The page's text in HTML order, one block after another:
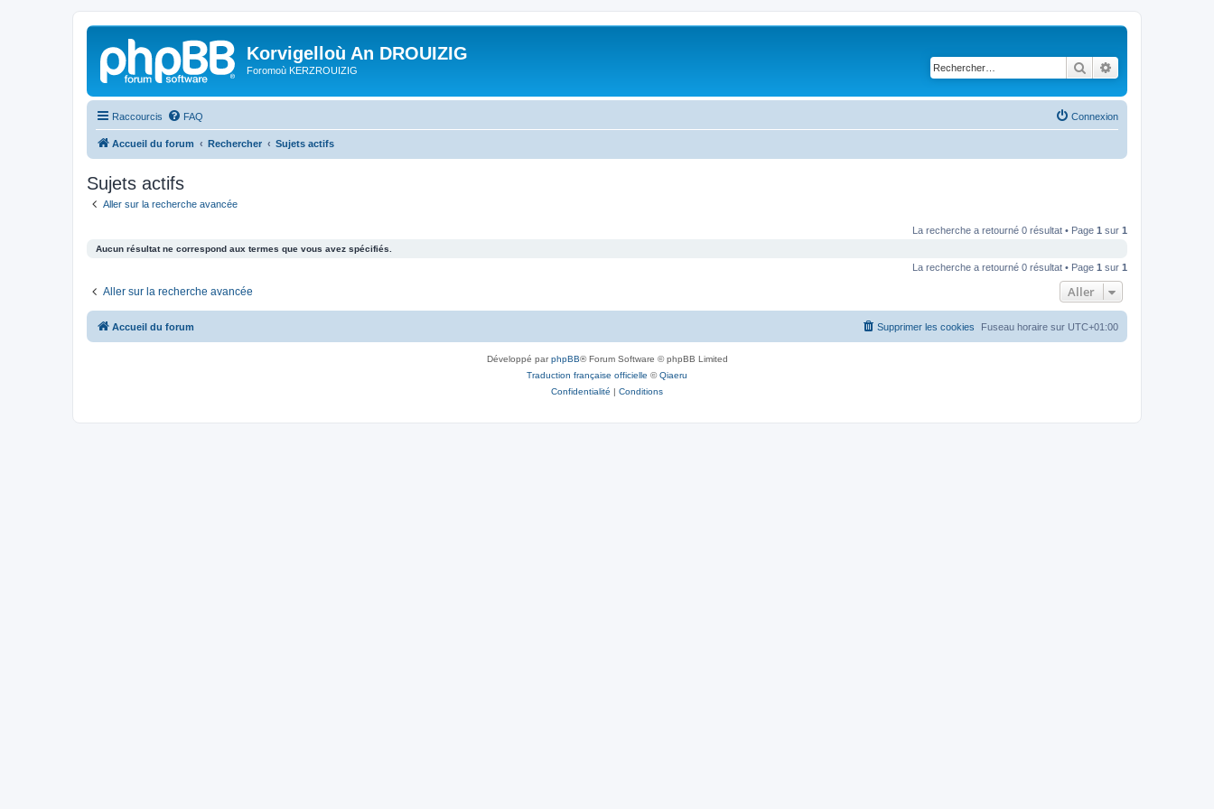
Korvigelloù An DROUIZIG
Foromoù KERZROUIZIG Rechercher
Raccourcis FAQ Connexion
Accueil du forum Rechercher Sujets actifs
Sujets actifs
Aller sur la recherche avancée
La recherche a retourné 0 résultat • Page 1 sur 1
Aucun résultat ne correspond aux termes que vous avez spécifiés.
La recherche a retourné 0 résultat • Page 1 sur 1
Aller sur la recherche avancée Aller
Accueil du forum Fuseau horaire sur UTC+01:00
Supprimer les cookies
Développé parphpBB® Forum Software © phpBB Limited
Traduction française officielle ©Qiaeru
Confidentialité | Conditions